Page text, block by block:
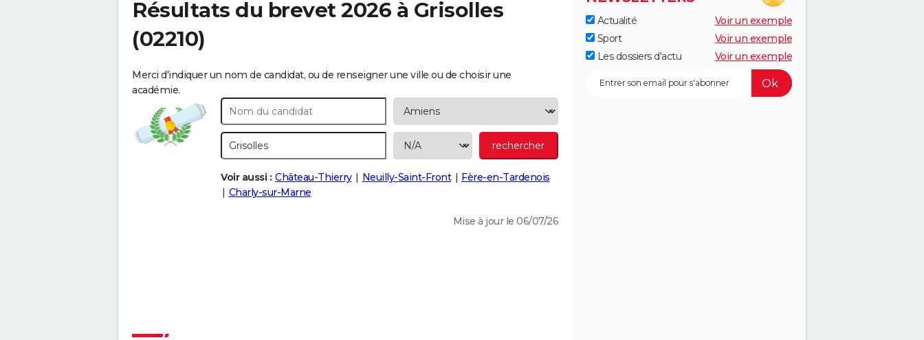
Résultats du brevet 2026 à Grisolles
(02210)
Merci d'indiquer un nom de candidat, ou de renseigner une ville ou de choisir une
académie.
Voir aussi : Château-Thierry Neuilly-Saint-Front
Fère-en-Tardenois
Charly-sur-Marne
Mise à jour le 06/07/26
Actualité
Voir un exemple
Sport
Voir un exemple
Les dossiers d'actu
Voir un exemple